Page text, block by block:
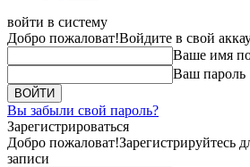
войти в систему
Добро пожаловат!Войдите в свой
Ваше имя
Ваш пароль
Вы забыли свой пароль?
Зарегистрироваться
Добро пожаловат!Зарегистрируйтесь
записи